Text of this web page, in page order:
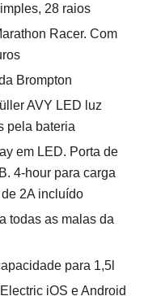
28 raios
Racer. Com
Brompton
AVY LED luz
pela bateria
em LED. Porta de
4-hour para carga
2A incluído
todas as malas da
para 1,5l
iOS e Android